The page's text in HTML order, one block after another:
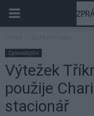
Zpravodajství
Výtežek
použije
stacionář